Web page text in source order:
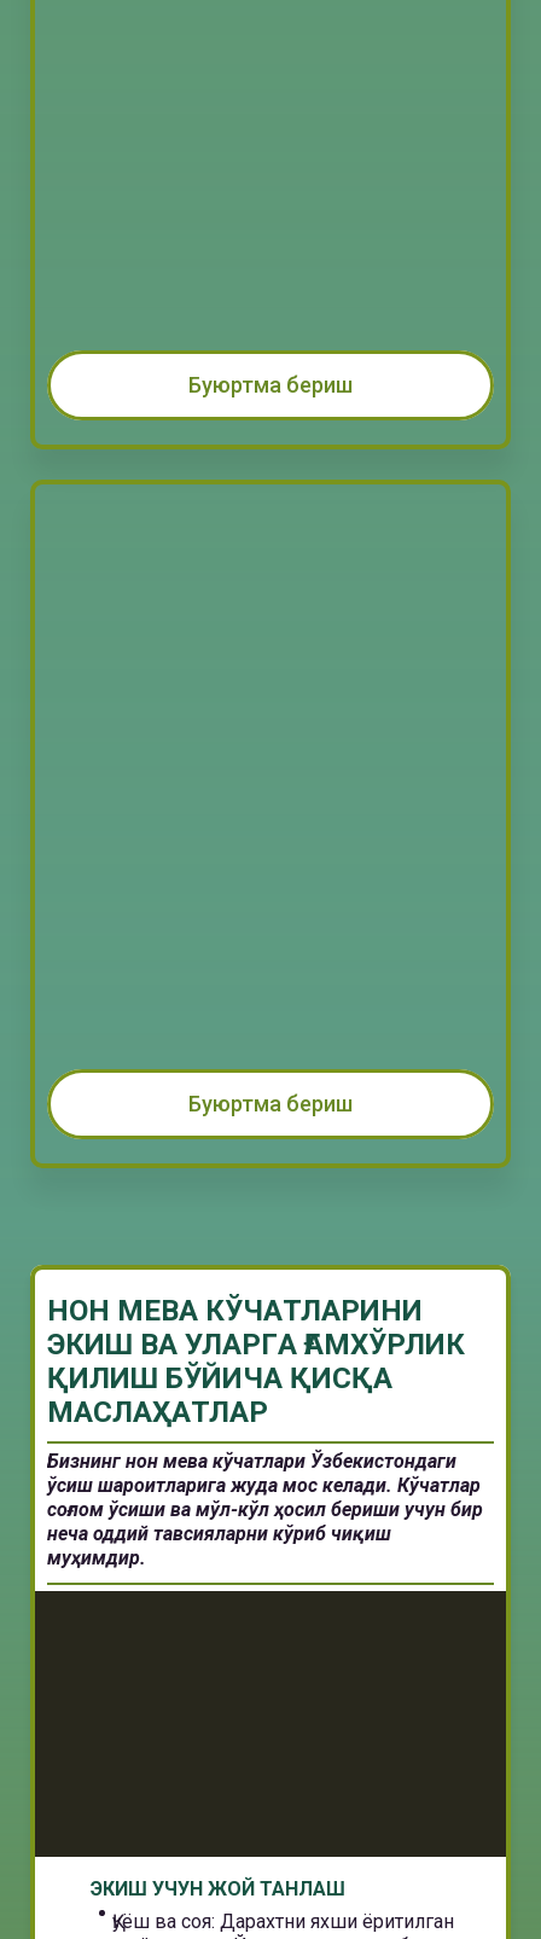
Буюртма бериш
Буюртма бериш
НОН МЕВA КЎЧAТЛAРИНИ
ЭКИШ ВA УЛAРГA ҒAМХЎРЛИК
ҚИЛИШ БЎЙИЧA ҚИСҚA
МAСЛAҲAТЛAР
Бизнинг нон мева кўчатлари Ўзбекистондаги
ўсиш шароитларига жуда мос келади. Кўчатлар
соғлом ўсиши ва мўл-кўл ҳосил бериши учун бир
неча оддий тавсияларни кўриб чиқиш
муҳимдир.
ЭКИШ УЧУН ЖОЙ ТАНЛАШ
Қуёш ва соя: Дарахтни яхши ёритилган